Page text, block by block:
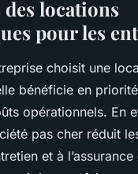
des locations
pour les
choisit une
bénéficie en
opérationnels. En
pas cher réduit
et à